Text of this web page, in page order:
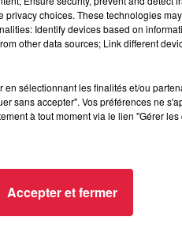
67750 Scherwiller
choices. These technologies
Identify devices based on
other data sources; Link different
sélectionnant les finalités et/ou
sans accepter". Vos préférences ne
à tout moment via le lien "Gérer
Accepter et fermer